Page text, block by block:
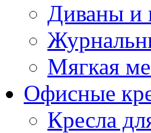
Диваны и
Мягкая
Офисные
Кресла